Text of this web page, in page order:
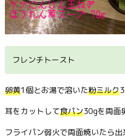
フレンチトースト
卵黄1個とお湯で溶いた粉ミルク
耳をカットして食パン30gを両面
フライパン弱火で両面焼いたら出